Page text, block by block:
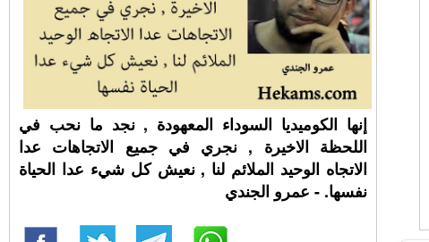
إنها الكوميديا السوداء المعهودة , نجد ما نحب في
اللحظة الاخيرة , نجري في جميع الاتجاهات عدا
الاتجاه الوحيد الملائم لنا , نعيش كل شيء عدا الحياة
نفسها. - عمرو الجندي